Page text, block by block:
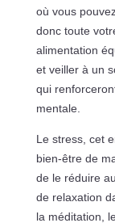
où vous
donc toute
alimentation
et veiller à un
qui
mentale.
Le stress, cet
bien-être de
de le réduire
de relaxation
la méditation,